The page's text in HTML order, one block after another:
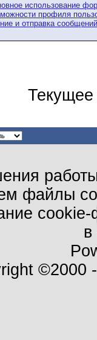
использование
профиля
и отправка сообщений
файлы
в
©2000